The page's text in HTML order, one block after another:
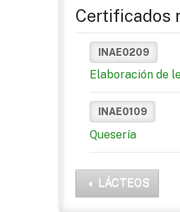
Certificados
INAE0209
Elaboración de
INAE0109
Quesería
LÁCTEOS